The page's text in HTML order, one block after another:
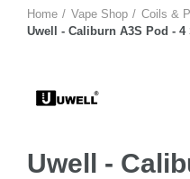
Home Vape Shop Coils &
Uwell - Caliburn A3S Pod - 4
Uwell -